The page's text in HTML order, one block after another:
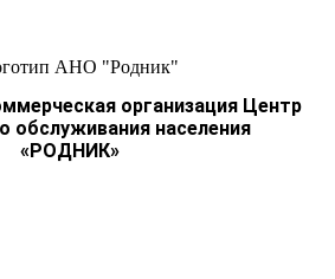
организация Центр
обслуживания населения
«РОДНИК»